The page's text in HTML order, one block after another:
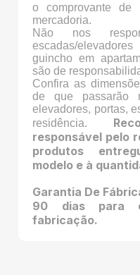
o comprovante de
mercadoria.
Não nos
escadas/
guincho em
são de
Confira as
de que passarão
elevadores, portas,
residência.
responsável pelo
produtos
modelo e à
Garantia De
90 dias para
fabricação.